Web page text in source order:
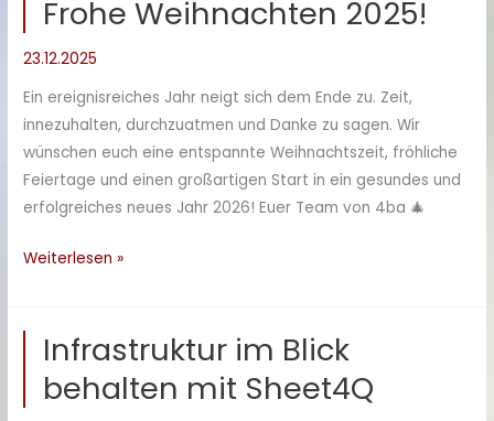
ohne
LAN/WLAN:
Solvimus
MUC.one
Sheet4Q
Frohe Weihnachten 2025!
23.12.2025
Ein ereignisreiches Jahr neigt sich dem Ende zu. Zeit,
innezuhalten, durchzuatmen und Danke zu sagen. Wir
wünschen euch eine entspannte Weihnachtszeit, fröhliche
Feiertage und einen großartigen Start in ein gesundes und
erfolgreiches neues Jahr 2026! Euer Team von 4ba 🎄
Frohe
Weiterlesen »
Infrastruktur im Blick
behalten mit Sheet4Q